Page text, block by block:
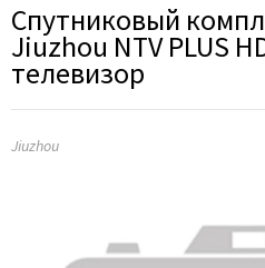
Спутниковый
Jiuzhou NTV PLUS
телевизор
Jiuzhou